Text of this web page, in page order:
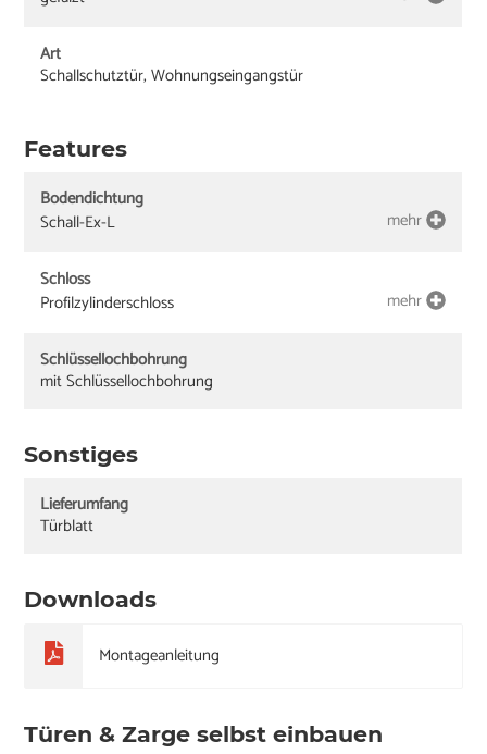
Art
Schallschutztür, Wohnungseingangstür
Features
Bodendichtung
Schall-Ex-L
mehr
Schloss
Profilzylinderschloss
mehr
Schlüssellochbohrung
mit Schlüssellochbohrung
Sonstiges
Lieferumfang
Türblatt
Downloads
Montageanleitung
Türen & Zarge selbst einbauen